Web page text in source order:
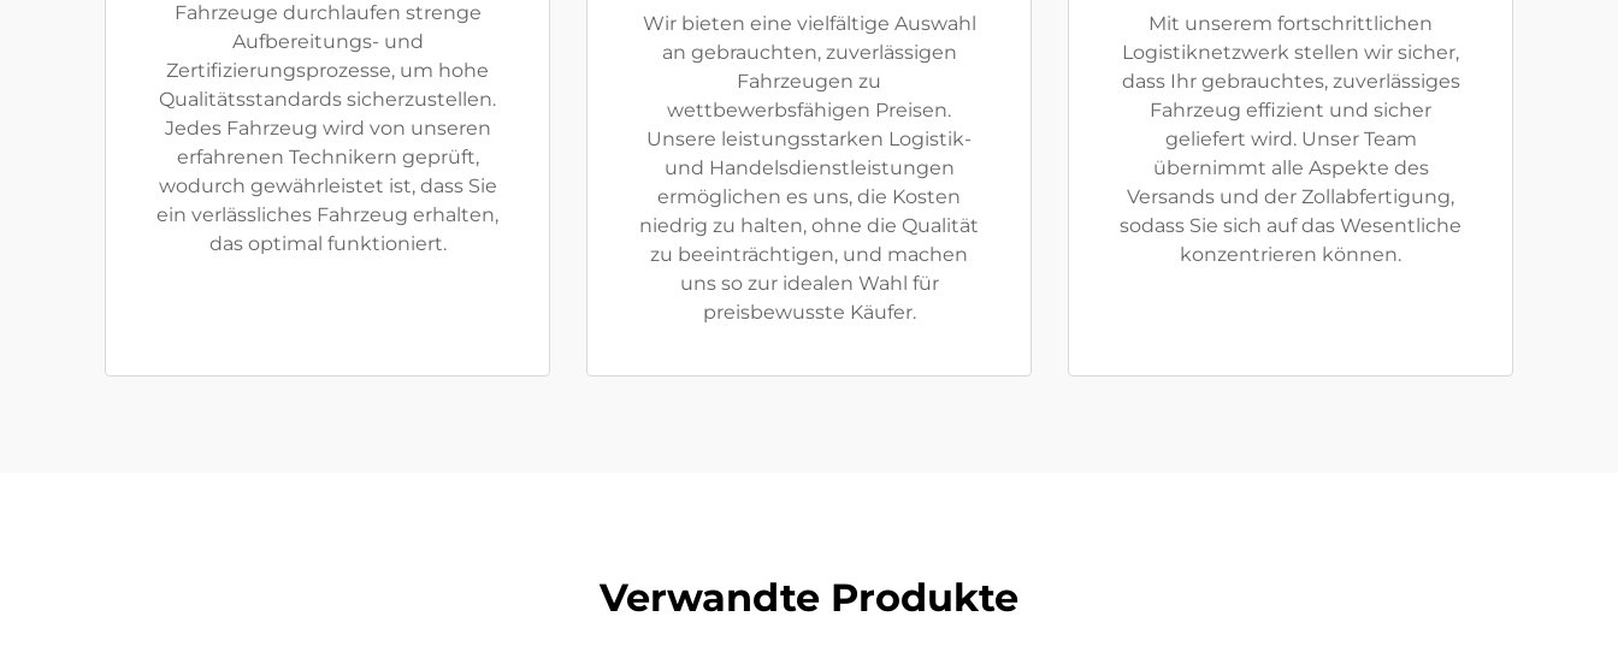
Fahrzeuge durchlaufen strenge
Aufbereitungs- und
Zertifizierungsprozesse, um hohe
Qualitätsstandards sicherzustellen.
Jedes Fahrzeug wird von unseren
erfahrenen Technikern geprüft,
wodurch gewährleistet ist, dass Sie
ein verlässliches Fahrzeug erhalten,
das optimal funktioniert.
Wir bieten eine vielfältige Auswahl
an gebrauchten, zuverlässigen
Fahrzeugen zu
wettbewerbsfähigen Preisen.
Unsere leistungsstarken Logistik-
und Handelsdienstleistungen
ermöglichen es uns, die Kosten
niedrig zu halten, ohne die Qualität
zu beeinträchtigen, und machen
uns so zur idealen Wahl für
preisbewusste Käufer.
Mit unserem fortschrittlichen
Logistiknetzwerk stellen wir sicher,
dass Ihr gebrauchtes, zuverlässiges
Fahrzeug effizient und sicher
geliefert wird. Unser Team
übernimmt alle Aspekte des
Versands und der Zollabfertigung,
sodass Sie sich auf das Wesentliche
konzentrieren können.
Verwandte Produkte